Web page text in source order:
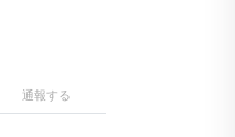
通報する